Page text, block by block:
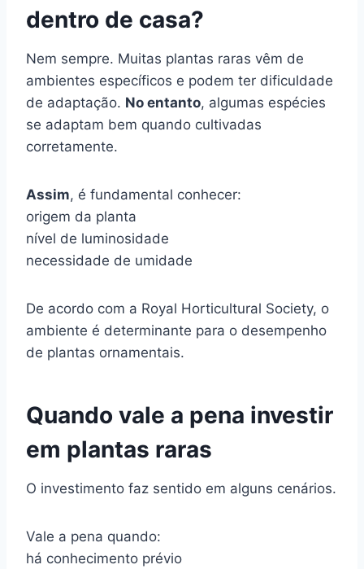
dentro de casa?
Nem sempre. Muitas plantas raras vêm de
ambientes específicos e podem ter dificuldade
de adaptação. No entanto, algumas espécies
se adaptam bem quando cultivadas
corretamente.
Assim, é fundamental conhecer:
origem da planta
nível de luminosidade
necessidade de umidade
De acordo com a Royal Horticultural Society, o
ambiente é determinante para o desempenho
de plantas ornamentais.
Quando vale a pena investir
em plantas raras
O investimento faz sentido em alguns cenários.
Vale a pena quando:
há conhecimento prévio